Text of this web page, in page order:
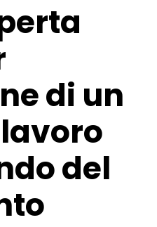
di un
del